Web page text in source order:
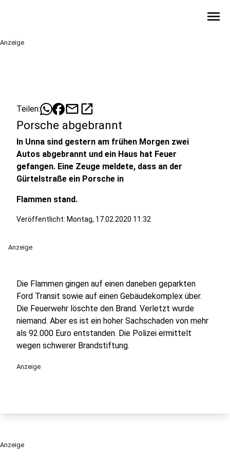
menu
Anzeige
Teilen: mailopen_in_new
Porsche abgebrannt
In Unna sind gestern am frühen Morgen zwei
Autos abgebrannt und ein Haus hat Feuer
gefangen. Eine Zeuge meldete, dass an der
Gürtelstraße ein Porsche in
Flammen stand.
Veröffentlicht: Montag, 17.02.2020 11:32
Anzeige
Die Flammen gingen auf einen daneben geparkten
Ford Transit sowie auf einen Gebäudekomplex über.
Die Feuerwehr löschte den Brand. Verletzt wurde
niemand. Aber es ist ein hoher Sachschaden von mehr
als 92.000 Euro entstanden. Die Polizei ermittelt
wegen schwerer Brandstiftung.
Anzeige
Anzeige